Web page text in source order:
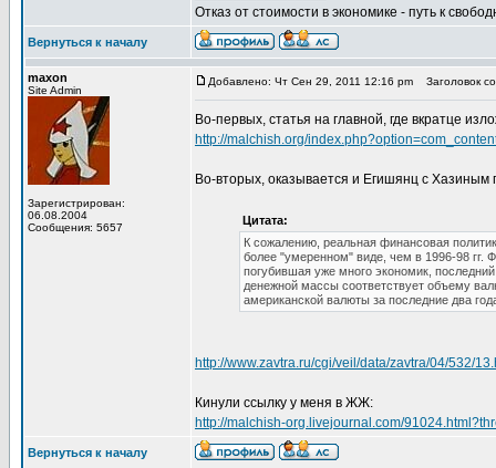
Отказ от стоимости в экономике - путь к
Вернуться к началу
maxon
Site Admin
Зарегистрирован:
06.08.2004
Сообщения: 5657
Добавлено: Чт Сен 29, 2011 12:16 pm Заголовок
Во-первых, статья на главной, где вкратце
http://malchish.org/
Во-вторых, оказывается и Егишянц с Хазиным
Цитата:
К сожалению, реальная финансовая
более "умеренном" виде, чем в 1996-98 гг.
погубившая уже много экономик,
денежной массы соответствует объему
американской валюты за последние два
http://www.zavtra.ru/cgi/veil/data/zavtra/04/532/
Кинули ссылку у меня в ЖЖ:
http://malchish-org.livejournal.com/
Вернуться к началу